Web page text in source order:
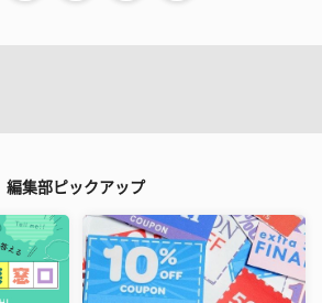
編集部ピックアップ